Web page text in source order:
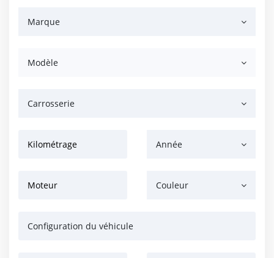
Marque
Modèle
Carrosserie
Kilométrage
Moteur
Année
Couleur
Configuration du véhicule